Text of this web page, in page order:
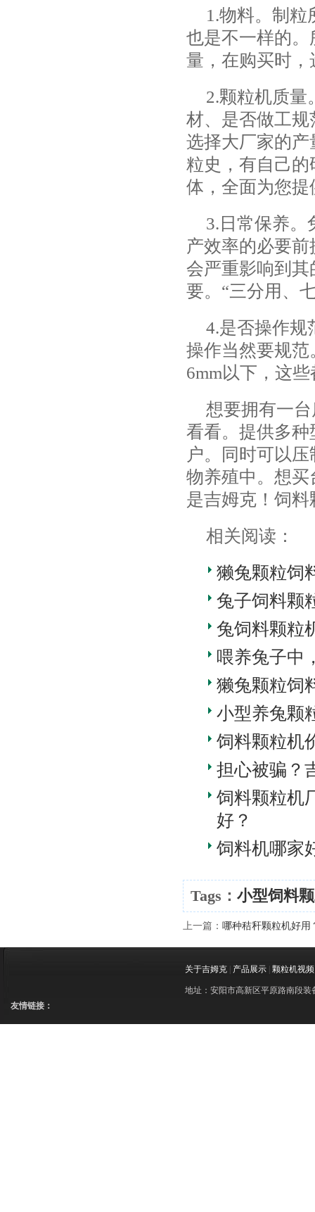
1.物料。制
也是不一样的
量，在购买时
2.颗粒机质量
材、是否做工
选择大厂家的
粒史，有自己
体，全面为您
3.日常保养。
产效率的必要
会严重影响到
要。“三分用、
4.是否操作规
操作当然要规范
6mm以下，这
想要拥有一
看看。提供多
户。同时可以
物养殖中。想
是吉姆克！饲料
相关阅读：
獭兔颗粒饲
兔子饲料颗
兔饲料颗粒
喂养兔子中
獭兔颗粒饲
小型养兔颗
饲料颗粒机
担心被骗？
饲料颗粒机
好？
饲料机哪家
Tags： 小型饲料
上一篇： 哪种秸秆颗粒机好用
关于吉姆克 产品展示 颗粒机视频
地址：安阳市高新区平原路南段装
友情链接：